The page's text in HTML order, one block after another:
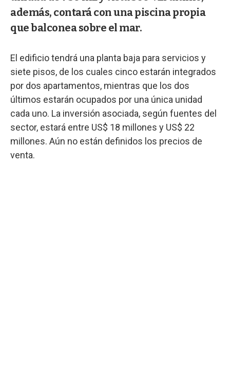
además, contará con una piscina propia
que balconea sobre el mar.
El edificio tendrá una planta baja para servicios y
siete pisos, de los cuales cinco estarán integrados
por dos apartamentos, mientras que los dos
últimos estarán ocupados por una única unidad
cada uno. La inversión asociada, según fuentes del
sector, estará entre US$ 18 millones y US$ 22
millones. Aún no están definidos los precios de
venta.